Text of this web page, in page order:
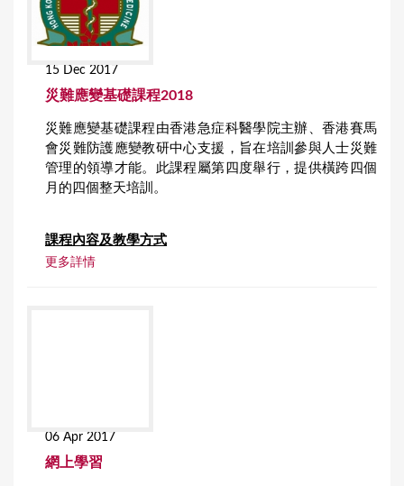
15 Dec 2017
災難應變基礎課程2018
災難應變基礎課程由香港急症科醫學院主辦、香港賽馬
會災難防護應變教研中心支援，旨在培訓參與人士災難
管理的領導才能。此課程屬第四度舉行，提供橫跨四個
月的四個整天培訓。
課程內容及教學方式
更多詳情
06 Apr 2017
網上學習